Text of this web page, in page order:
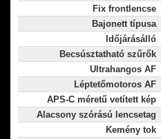
Fix frontlencse
Bajonett típusa
Időjárásálló
Becsúsztatható szűrők
Ultrahangos AF
Léptetőmotoros AF
APS-C méretű vetített kép
Alacsony szórású lencsetag
Kemény tok